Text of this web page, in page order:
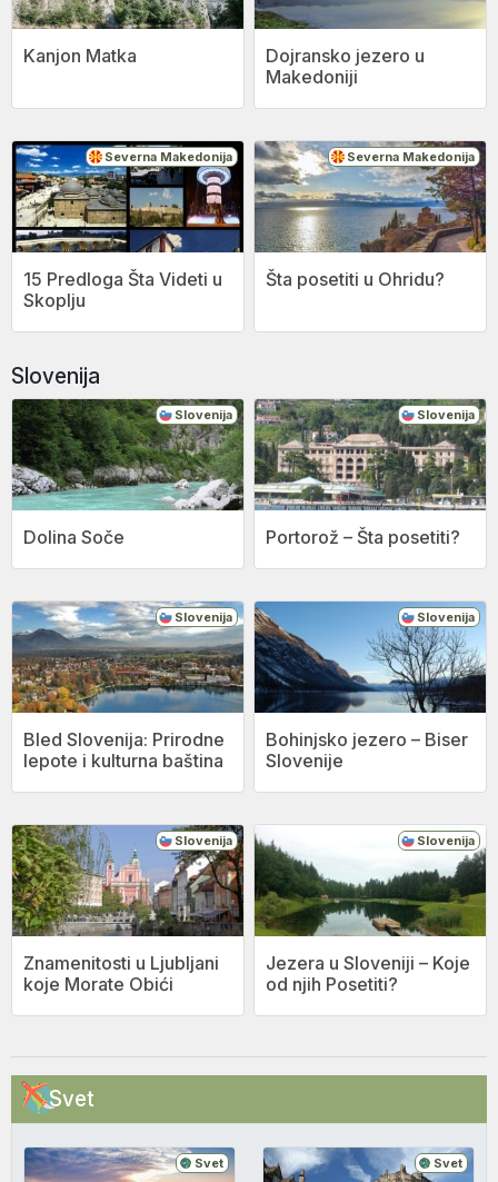
Kanjon Matka
Dojransko jezero u
Makedoniji
Severna Makedonija
15 Predloga Šta Videti u
Skoplju
Severna Makedonija
Šta posetiti u Ohridu?
Slovenija
Slovenija
Dolina Soče
Slovenija
Portorož – Šta posetiti?
Slovenija
Bled Slovenija: Prirodne
lepote i kulturna baština
Slovenija
Bohinjsko jezero – Biser
Slovenije
Slovenija
Znamenitosti u Ljubljani
koje Morate Obići
Slovenija
Jezera u Sloveniji – Koje
od njih Posetiti?
Svet
Svet Svet